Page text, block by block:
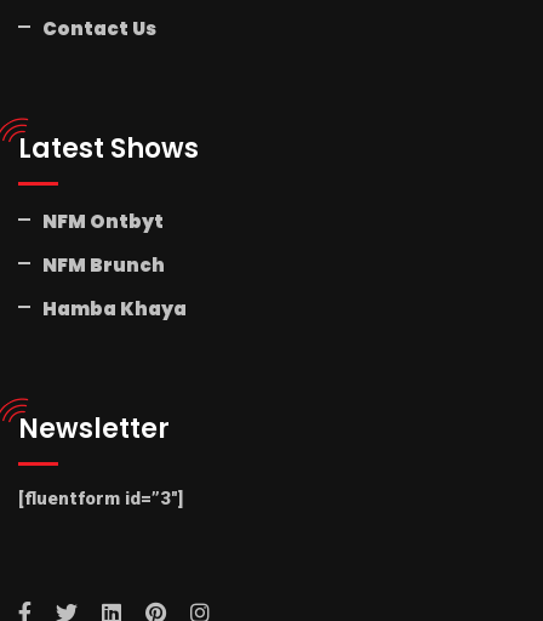
Contact Us
Latest Shows
NFM Ontbyt
NFM Brunch
Hamba Khaya
Newsletter
[fluentform id=”3″]